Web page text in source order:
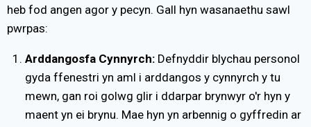
heb fod angen agor y pecyn. Gall hyn wasanaethu sawl
pwrpas:
Arddangosfa Cynnyrch:Defnyddir blychau personol
gyda ffenestri yn aml i arddangos y cynnyrch y tu
mewn, gan roi golwg glir i ddarpar brynwyr o'r hyn y
maent yn ei brynu. Mae hyn yn arbennig o gyffredin ar